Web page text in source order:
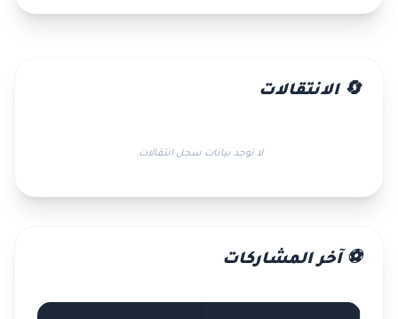
🔄 الانتقالات
لا توجد بيانات سجل انتقالات.
⚽ آخر المشاركات